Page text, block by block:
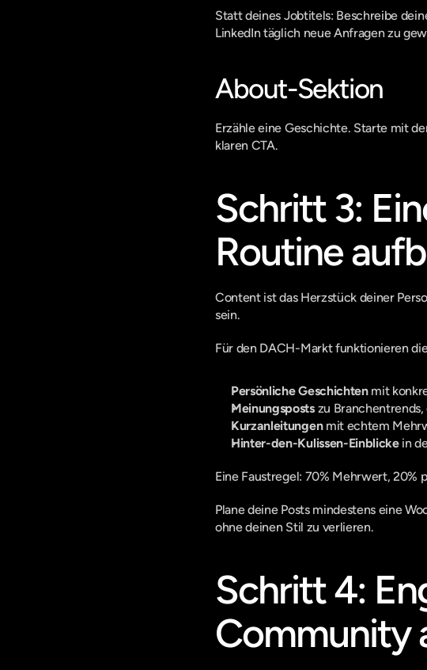
Statt deines Jobtitels: Beschreibe
LinkedIn täglich neue Anfragen zu
About-Sektion
Erzähle eine Geschichte. Starte mit
klaren CTA.
Schritt 3:
Routine
Content ist das Herzstück deiner
sein.
Für den DACH-Markt funktionieren
Persönliche Geschichten mit
Meinungsposts zu
Kurzanleitungen mit echtem
Hinter-den-Kulissen-Einblicke in
Eine Faustregel: 70% Mehrwert, 20%
Plane deine Posts mindestens eine
ohne deinen Stil zu verlieren.
Schritt 4:
Community